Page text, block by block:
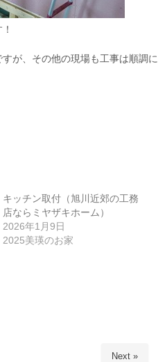
が、その他の現場も工事は順調に
キッチン取付（旭川近郊の工務
店ならミヤザキホーム）
2026年1月9日
2025美瑛のお家
Next »